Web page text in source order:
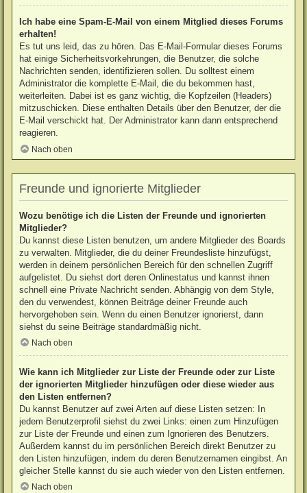
Ich habe eine Spam-E-Mail von einem Mitglied dieses Forums
erhalten!
Es tut uns leid, das zu hören. Das E-Mail-Formular dieses Forums
hat einige Sicherheitsvorkehrungen, die Benutzer, die solche
Nachrichten senden, identifizieren sollen. Du solltest einem
Administrator die komplette E-Mail, die du bekommen hast,
weiterleiten. Dabei ist es ganz wichtig, die Kopfzeilen (Headers)
mitzuschicken. Diese enthalten Details über den Benutzer, der die
E-Mail verschickt hat. Der Administrator kann dann entsprechend
reagieren.
Nach oben
Freunde und ignorierte Mitglieder
Wozu benötige ich die Listen der Freunde und ignorierten
Mitglieder?
Du kannst diese Listen benutzen, um andere Mitglieder des Boards
zu verwalten. Mitglieder, die du deiner Freundesliste hinzufügst,
werden in deinem persönlichen Bereich für den schnellen Zugriff
aufgelistet. Du siehst dort deren Onlinestatus und kannst ihnen
schnell eine Private Nachricht senden. Abhängig von dem Style,
den du verwendest, können Beiträge deiner Freunde auch
hervorgehoben sein. Wenn du einen Benutzer ignorierst, dann
siehst du seine Beiträge standardmäßig nicht.
Nach oben
Wie kann ich Mitglieder zur Liste der Freunde oder zur Liste
der ignorierten Mitglieder hinzufügen oder diese wieder aus
den Listen entfernen?
Du kannst Benutzer auf zwei Arten auf diese Listen setzen: In
jedem Benutzerprofil siehst du zwei Links: einen zum Hinzufügen
zur Liste der Freunde und einen zum Ignorieren des Benutzers.
Außerdem kannst du im persönlichen Bereich direkt Benutzer zu
den Listen hinzufügen, indem du deren Benutzernamen eingibst. An
gleicher Stelle kannst du sie auch wieder von den Listen entfernen.
Nach oben